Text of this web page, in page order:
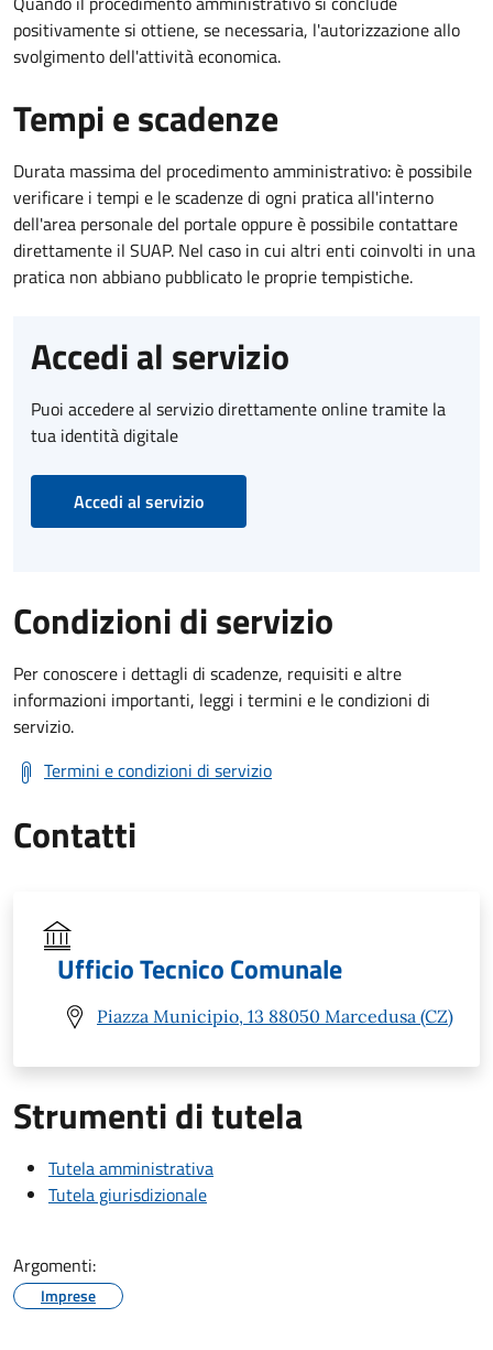
positivamente si ottiene, se necessaria, l'autorizzazione allo
svolgimento dell'attività economica.
Tempi e scadenze
Durata massima del procedimento amministrativo: è possibile
verificare i tempi e le scadenze di ogni pratica all'interno
dell'area personale del portale oppure è possibile contattare
direttamente il SUAP. Nel caso in cui altri enti coinvolti in una
pratica non abbiano pubblicato le proprie tempistiche.
Accedi al servizio
Puoi accedere al servizio direttamente online tramite la
tua identità digitale
Accedi al servizio
Condizioni di servizio
Per conoscere i dettagli di scadenze, requisiti e altre
informazioni importanti, leggi i termini e le condizioni di
servizio.
Termini e condizioni di servizio
Contatti
Ufficio Tecnico Comunale
Piazza Municipio, 13 88050 Marcedusa (CZ)
Strumenti di tutela
Tutela amministrativa
Tutela giurisdizionale
Argomenti:
Imprese